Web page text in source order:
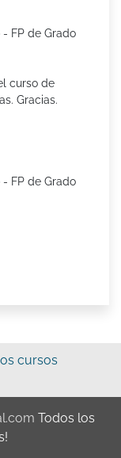
FP de Grado
curso de
Gracias.
FP de Grado
cursos
Todos los